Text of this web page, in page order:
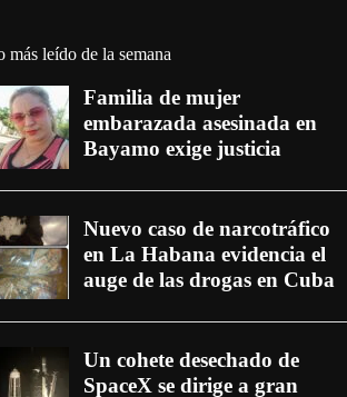
más leído de la semana